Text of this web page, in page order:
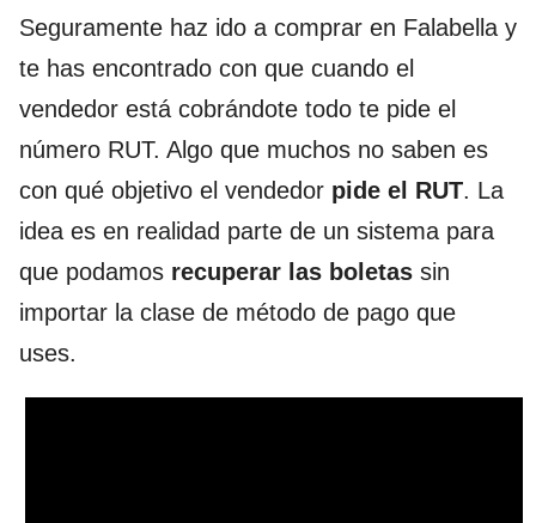
Seguramente haz ido a comprar en Falabella y
te has encontrado con que cuando el
vendedor está cobrándote todo te pide el
número RUT. Algo que muchos no saben es
con qué objetivo el vendedor pide el RUT. La
idea es en realidad parte de un sistema para
que podamos recuperar las boletas sin
importar la clase de método de pago que
uses.